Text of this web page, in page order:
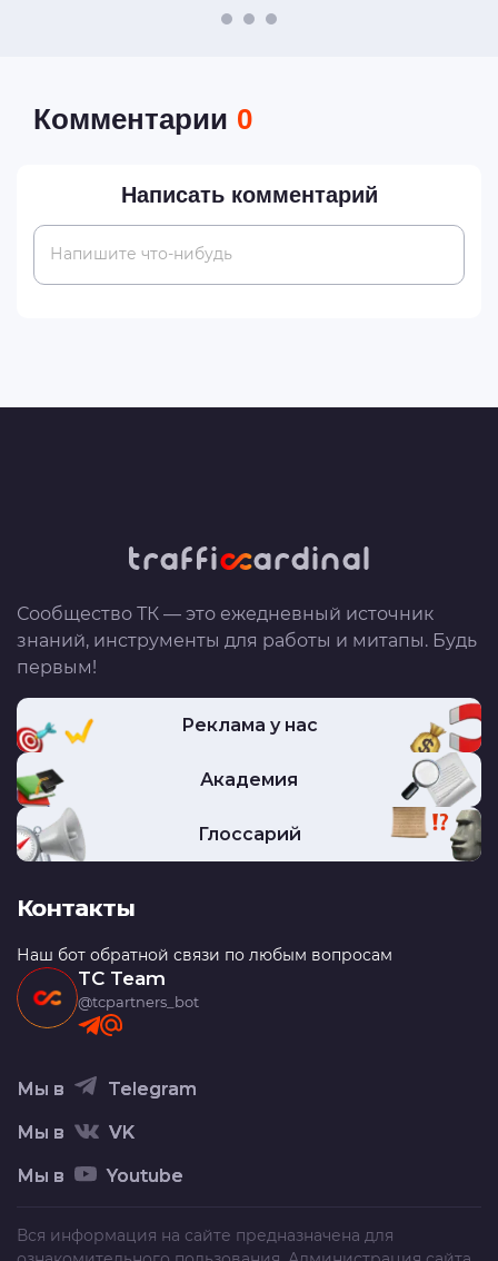
Комментарии 0
Написать комментарий
Напишите что-нибудь
Сообщество ТК — это ежедневный источник
знаний, инструменты для работы и митапы. Будь
первым!
Реклама у нас
Академия
Глоссарий
Контакты
Наш бот обратной связи по любым вопросам
TC Team
@tcpartners_bot
Мы в Telegram
Мы в VK
Мы в Youtube
Вся информация на сайте предназначена для